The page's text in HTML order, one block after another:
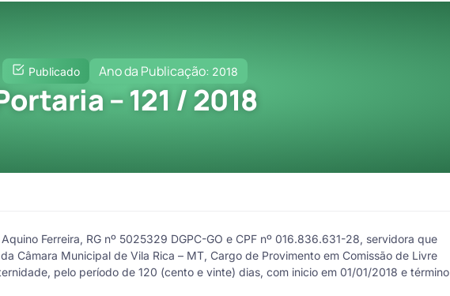
Publicado Ano da Publicação: 2018
– 121 / 2018
Ferreira, RG nº 5025329 DGPC-GO e CPF nº 016.836.631-28, servidora que
Câmara Municipal de Vila Rica – MT, Cargo de Provimento em Comissão de Livre
pelo período de 120 (cento e vinte) dias, com inicio em 01/01/2018 e término